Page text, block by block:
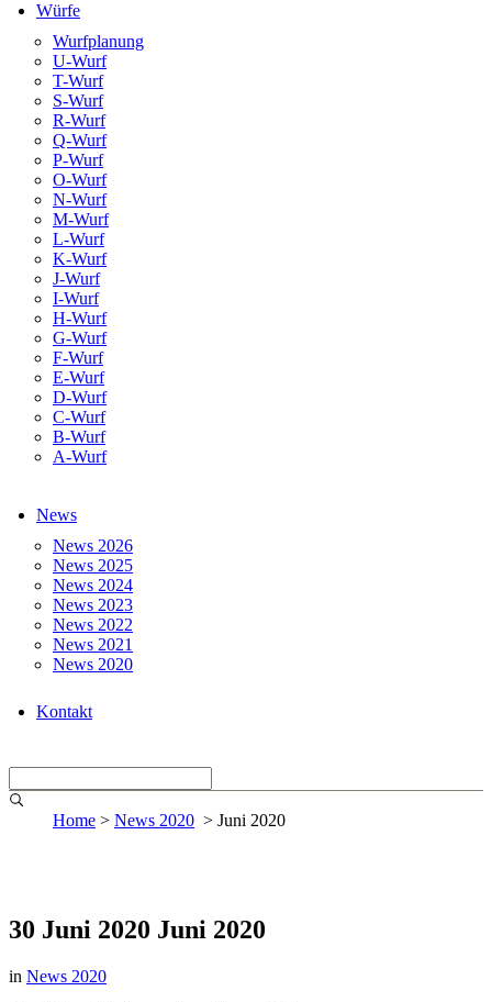
Würfe
Wurfplanung
U-Wurf
T-Wurf
S-Wurf
R-Wurf
Q-Wurf
P-Wurf
O-Wurf
N-Wurf
M-Wurf
L-Wurf
K-Wurf
J-Wurf
I-Wurf
H-Wurf
G-Wurf
F-Wurf
E-Wurf
D-Wurf
C-Wurf
B-Wurf
A-Wurf
News
News 2026
News 2025
News 2024
News 2023
News 2022
News 2021
News 2020
Kontakt
Home > News 2020 > Juni 2020
30 Juni 2020 Juni 2020
in News 2020